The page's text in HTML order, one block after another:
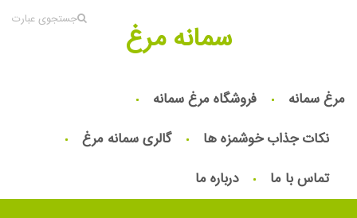
جستجوی عبارت سمانه مرغ
مرغ سمانه
فروشگاه مرغ سمانه
نکات جذاب خوشمزه ها
گالری سمانه مرغ
تماس با ما
درباره ما